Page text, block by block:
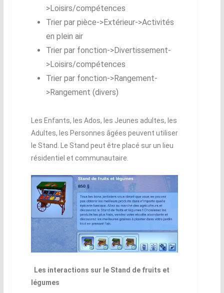
>Loisirs/compétences
Trier par pièce->Extérieur->Activités
en plein air
Trier par fonction->Divertissement-
>Loisirs/compétences
Trier par fonction->Rangement-
>Rangement (divers)
Les Enfants, les Ados, les Jeunes adultes, les
Adultes, les Personnes âgées peuvent utiliser
le Stand. Le Stand peut être placé sur un lieu
résidentiel et communautaire.
Les interactions sur le Stand de fruits et
légumes